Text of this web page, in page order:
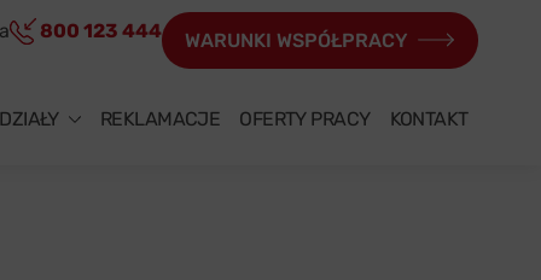
800 123 444 WARUNKI WSPÓŁPRACY
REKLAMACJE OFERTY PRACY KONTAKT